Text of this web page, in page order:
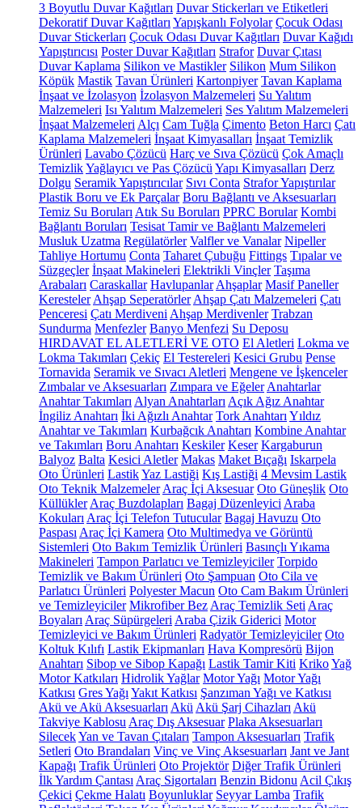
3 Boyutlu Duvar Kağıtları Duvar Stickerları ve Etiketleri
Dekoratif Duvar Kağıtları Yapışkanlı Folyolar Çocuk Odası
Duvar Stickerları Çocuk Odası Duvar Kağıtları Duvar Kağıdı
Yapıştırıcısı Poster Duvar Kağıtları Strafor Duvar Çıtası
Duvar Kaplama Silikon ve Mastikler Silikon Mum Silikon
Köpük Mastik Tavan Ürünleri Kartonpiyer Tavan Kaplama
İnşaat ve İzolasyon İzolasyon Malzemeleri Su Yalıtım
Malzemeleri Isı Yalıtım Malzemeleri Ses Yalıtım Malzemeleri
İnşaat Malzemeleri Alçı Cam Tuğla Çimento Beton Harcı Çatı
Kaplama Malzemeleri İnşaat Kimyasalları İnşaat Temizlik
Ürünleri Lavabo Çözücü Harç ve Sıva Çözücü Çok Amaçlı
TemizlikYağlayıcı ve Pas Çözücü Yapı Kimyasalları Derz
Dolgu Seramik Yapıştırıcılar Sıvı Conta Strafor Yapıştırılar
Plastik Boru ve Ek Parçalar Boru Bağlantı ve Aksesuarları
Temiz Su Boruları Atık Su Boruları PPRC Borular Kombi
Bağlantı Boruları Tesisat Tamir ve Bağlantı Malzemeleri
Musluk Uzatma Regülatörler Valfler ve Vanalar Nipeller
Tahliye Hortumu Conta Taharet Çubuğu Fittings Tıpalar ve
Süzgeçler İnşaat Makineleri Elektrikli Vinçler Taşıma
Arabaları Caraskallar Havlupanlar Ahşaplar Masif Paneller
Keresteler Ahşap Seperatörler Ahşap Çatı Malzemeleri Çatı
Penceresi Çatı Merdiveni Ahşap Merdivenler Trabzan
Sundurma Menfezler Banyo Menfezi Su Deposu
HIRDAVAT EL ALETLERİ VE OTO El Aletleri Lokma ve
Lokma Takımları Çekiç El Testereleri Kesici Grubu Pense
Tornavida Seramik ve Sıvacı Aletleri Mengene ve İşkenceler
Zımbalar ve Aksesuarları Zımpara ve Eğeler Anahtarlar
Anahtar Takımları Alyan Anahtarları Açık Ağız Anahtar
İngiliz Anahtarı İki Ağızlı Anahtar Tork Anahtarı Yıldız
Anahtar ve Takımları Kurbağcık Anahtarı Kombine Anahtar
ve Takımları Boru Anahtarı Keskiler Keser Kargaburun
Balyoz Balta Kesici Aletler Makas Maket Bıçağı Iskarpela
Oto Ürünleri LastikYaz Lastiği Kış Lastiği 4 Mevsim Lastik
Oto Teknik Malzemeler Araç İçi Aksesuar Oto Güneşlik Oto
Küllükler Araç Buzdolapları Bagaj Düzenleyici Araba
Kokuları Araç İçi Telefon Tutucular Bagaj Havuzu Oto
Paspası Araç İçi Kamera Oto Multimedya ve Görüntü
Sistemleri Oto Bakım Temizlik Ürünleri Basınçlı Yıkama
Makineleri Tampon Parlatıcı ve Temizleyiciler Torpido
Temizlik ve Bakım Ürünleri Oto Şampuan Oto Cila ve
Parlatıcı Ürünleri Polyester Macun Oto Cam Bakım Ürünleri
ve Temizleyiciler Mikrofiber Bez Araç Temizlik Seti Araç
Boyaları Araç Süpürgeleri Araba Çizik Giderici Motor
Temizleyici ve Bakım Ürünleri Radyatör Temizleyiciler Oto
Koltuk Kılıfı Lastik Ekipmanları Hava Kompresörü Bijon
Anahtarı Sibop ve Sibop Kapağı Lastik Tamir Kiti KrikoYağ
Motor Katkıları Hidrolik Yağlar Motor Yağı Motor Yağı
Katkısı Gres Yağı Yakıt Katkısı Şanzıman Yağı ve Katkısı
Akü ve Akü Aksesuarları Akü Akü Şarj Cihazları Akü
Takviye Kablosu Araç Dış Aksesuar Plaka Aksesuarları
SilecekYan ve Tavan Çıtaları Tampon Aksesuarları Trafik
Setleri Oto Brandaları Vinç ve Vinç Aksesuarları Jant ve Jant
Kapağı Trafik Ürünleri Oto Projektör Diğer Trafik Ürünleri
İlk Yardım Çantası Araç Sigortaları Benzin Bidonu Acil Çıkış
Çekici Çekme Halatı Boyunluklar Seyyar Lamba Trafik